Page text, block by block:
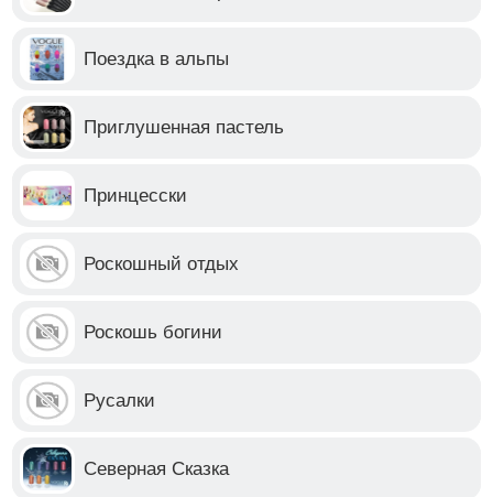
Поездка в альпы
Приглушенная пастель
Принцесски
Роскошный отдых
Роскошь богини
Русалки
Северная Сказка